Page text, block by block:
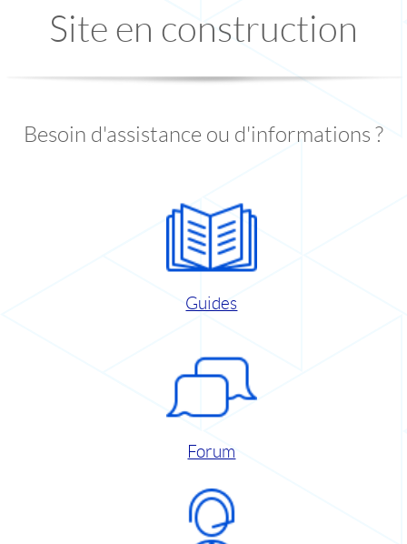
Site en construction
Besoin d'assistance ou d'informations ?
Guides
Forum